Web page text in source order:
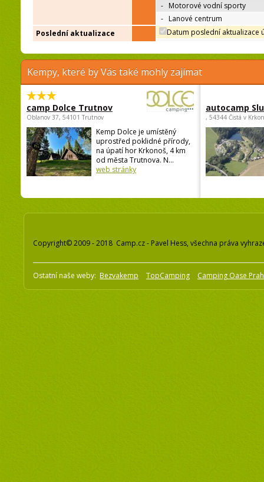
- Motorové vodní sporty
- Lanové centrum
Poslední aktualizace
Datum poslední aktualizace
Kempy, které by Vás také mohly zajímat
camp Dolce Trutnov
Oblanov 37, 54101 Trutnov
Kemp Dolce je umístěný
uprostřed poklidné přírody,
na úpatí hor Krkonoš, 4 km
od města Trutnova. N...
web stránky
autocamp
, 54344 Čistá v
Copyright© 2009 - 2018 Camp.cz - Pavel Hess, všechna práva
Ostatní naše weby: Bezvakemp TopCamping Camping Oase